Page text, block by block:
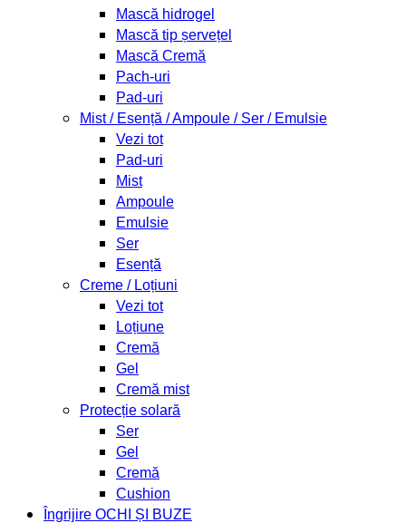
Mască hidrogel
Mască tip șervețel
Mască Cremă
Pach-uri
Pad-uri
Mist / Esență / Ampoule / Ser / Emulsie
Vezi tot
Pad-uri
Mist
Ampoule
Emulsie
Ser
Esență
Creme / Loțiuni
Vezi tot
Loțiune
Cremă
Gel
Cremă mist
Protecție solară
Ser
Gel
Cremă
Cushion
Îngrijire OCHI ȘI BUZE